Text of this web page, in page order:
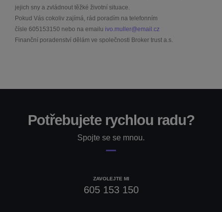
jejich sny a zvládnout těžké životní situace.
Pokud Vás cokoliv zajímá, rád poradím na telefonním
čísle 605153150 nebo na emailu ivo.muller@email.cz
Finanční poradenství dělám ve společnosti Broker trust a.s.
Potřebujete rychlou radu?
Spojte se se mnou.
ZAVOLEJTE MI
605 153 150